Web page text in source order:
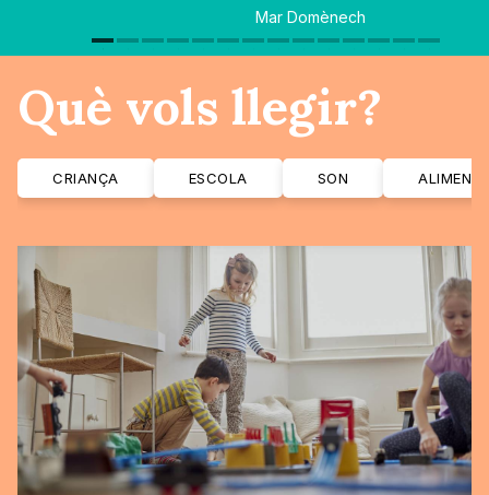
Mar Domènech
Què vols llegir?
CRIANÇA ESCOLA SON